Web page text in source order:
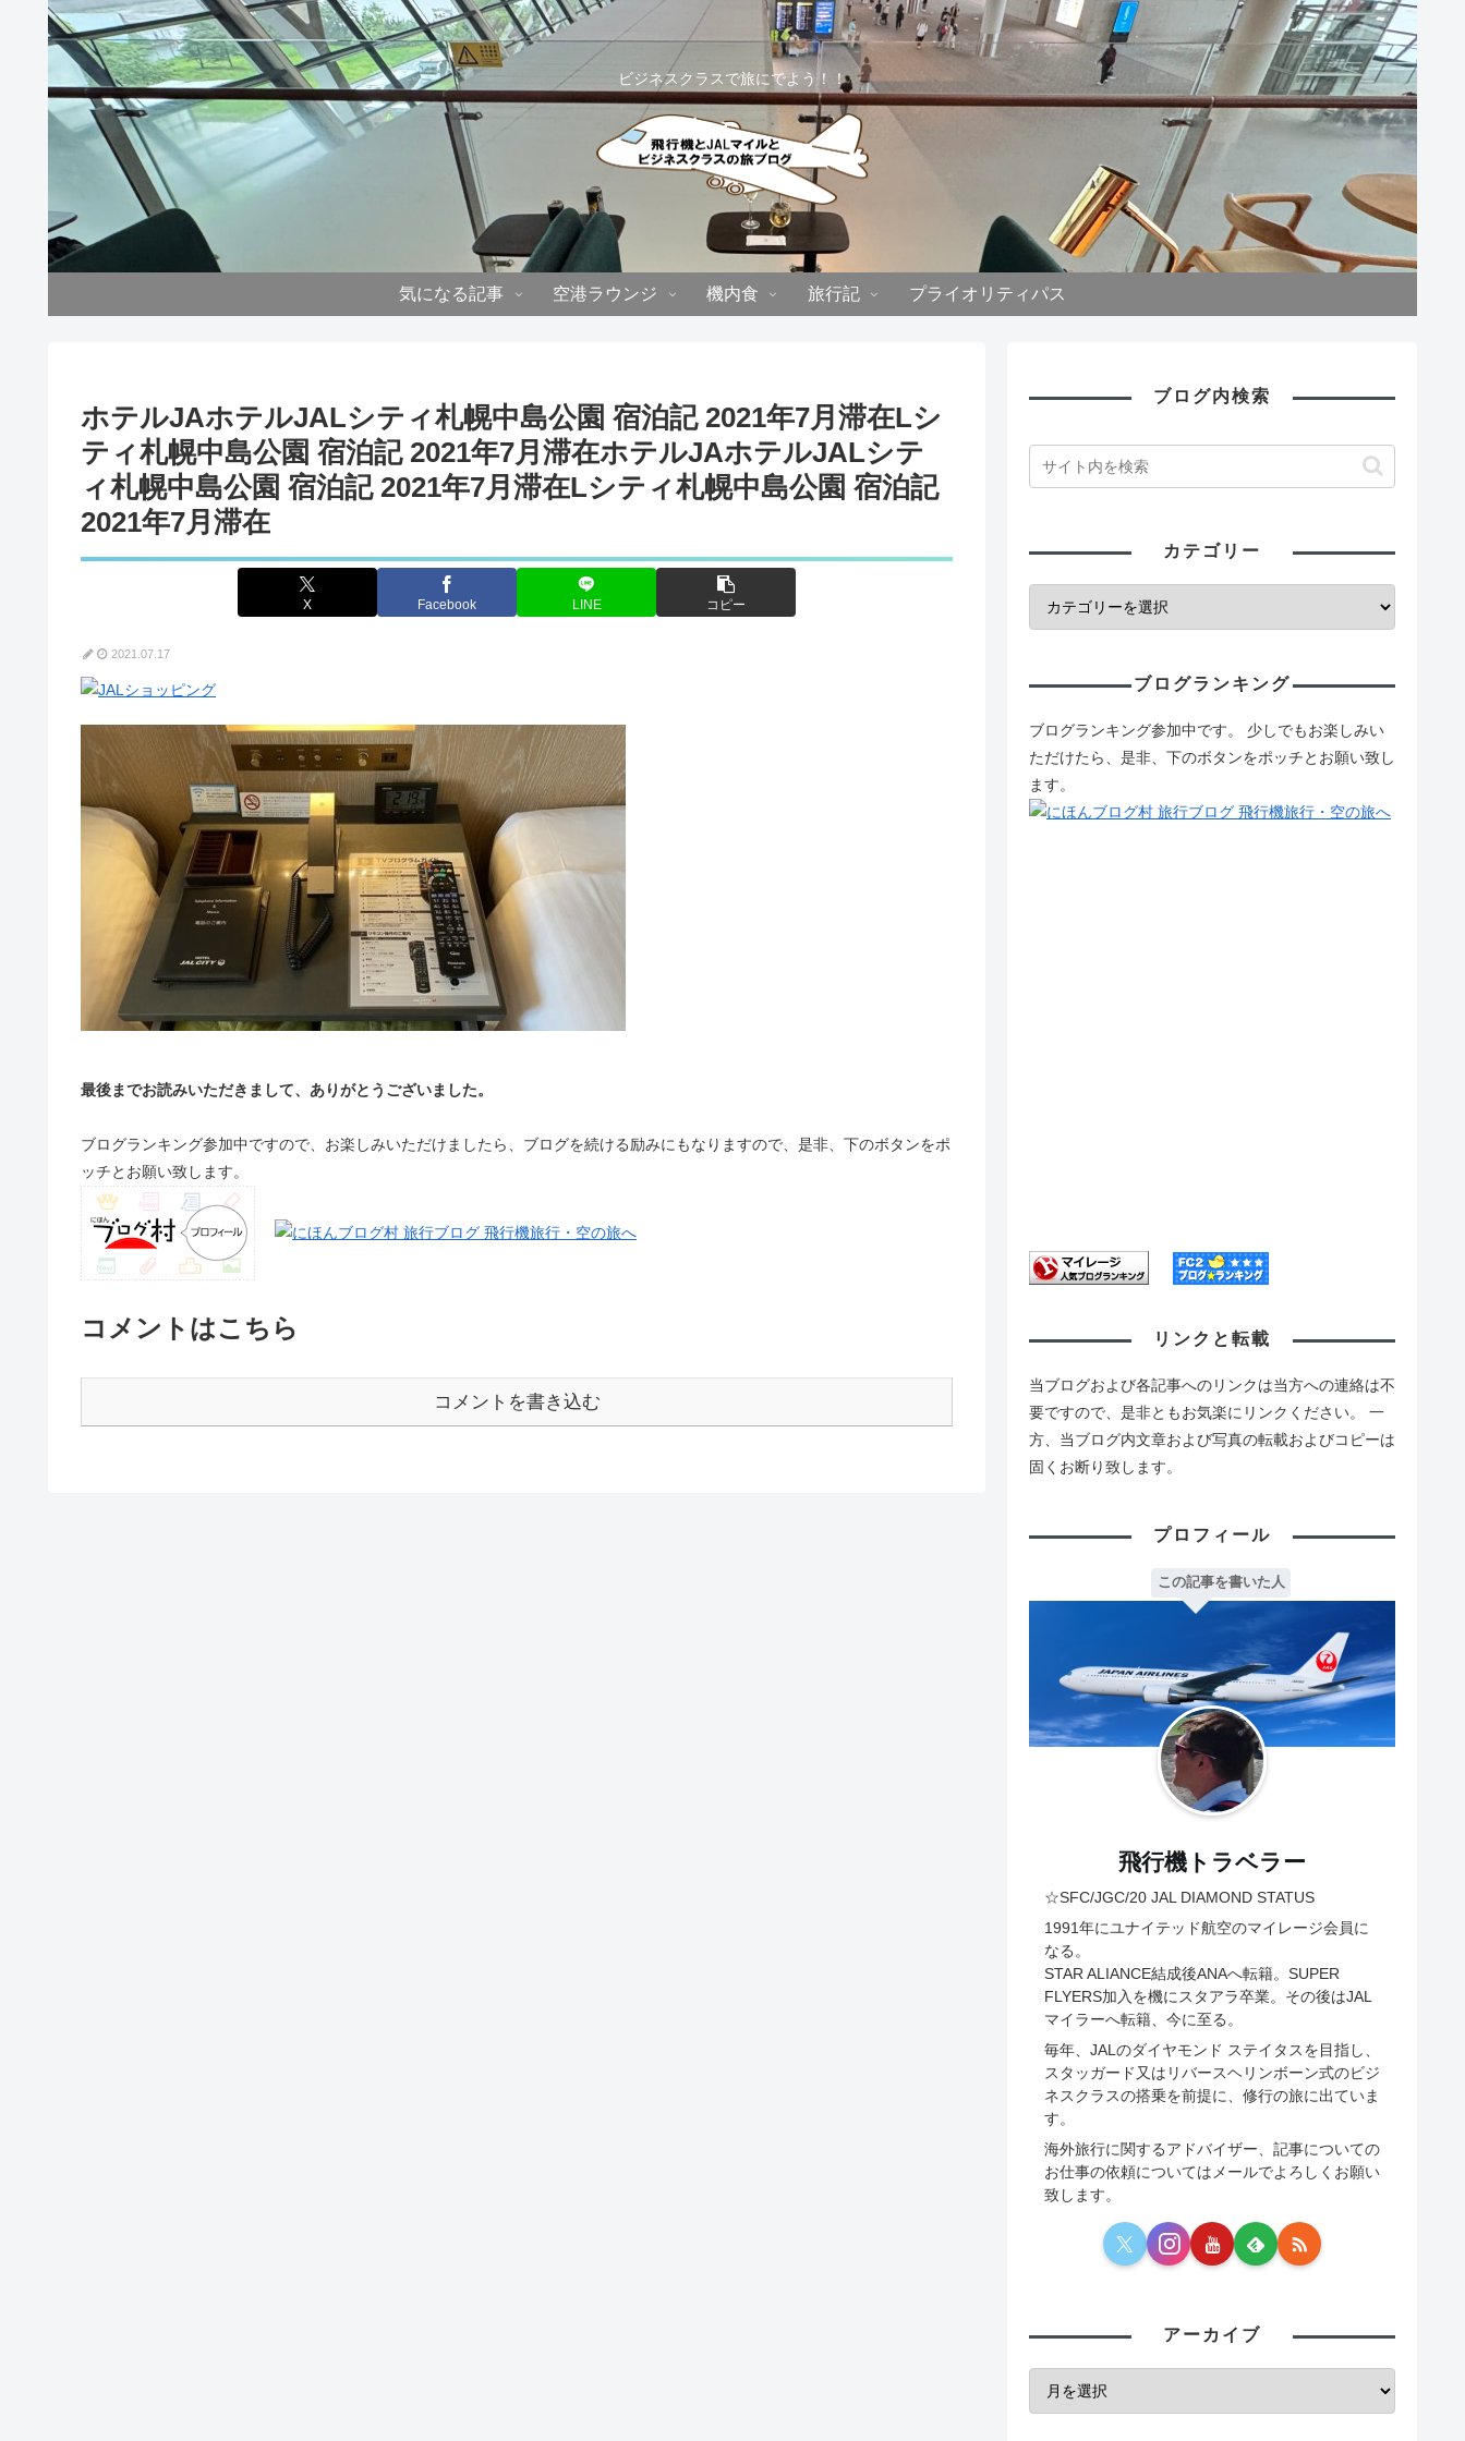
ビジネスクラスで旅にでよう！！
気になる記事 空港ラウンジ 機内食 旅行記 プライオリティパス
ホテルJAホテルJALシティ札幌中島公園 宿泊記 2021年7月滞在Lシ
ティ札幌中島公園 宿泊記 2021年7月滞在ホテルJAホテルJALシテ
ィ札幌中島公園 宿泊記 2021年7月滞在Lシティ札幌中島公園 宿泊記
2021年7月滞在
X Facebook LINE コピー
2021.07.17
最後までお読みいただきまして、ありがとうございました。
ブログランキング参加中ですので、お楽しみいただけましたら、ブログを続ける励みにもなりますので、是非、下のボタンをポ
ッチとお願い致します。
コメントはこちら
コメントを書き込む
ブログ内検索
カテゴリー
ブログランキング
ブログランキング参加中です。 少しでもお楽しみい
ただけたら、是非、下のボタンをポッチとお願い致し
ます。
リンクと転載
当ブログおよび各記事へのリンクは当方への連絡は不
要ですので、是非ともお気楽にリンクください。 一
方、当ブログ内文章および写真の転載およびコピーは
固くお断り致します。
プロフィール
この記事を書いた人
飛行機トラベラー
☆SFC/JGC/20 JAL DIAMOND STATUS
1991年にユナイテッド航空のマイレージ会員に
なる。
STAR ALIANCE結成後ANAへ転籍。SUPER
FLYERS加入を機にスタアラ卒業。その後はJAL
マイラーへ転籍、今に至る。
毎年、JALのダイヤモンド ステイタスを目指し、
スタッガード又はリバースヘリンボーン式のビジ
ネスクラスの搭乗を前提に、修行の旅に出ていま
す。
海外旅行に関するアドバイザー、記事についての
お仕事の依頼についてはメールでよろしくお願い
致します。
アーカイブ